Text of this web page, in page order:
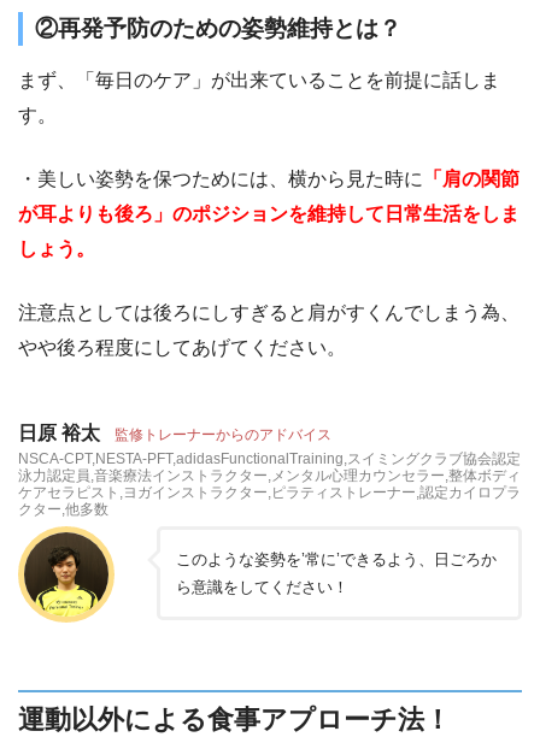
②再発予防のための姿勢維持とは？
まず、「毎日のケア」が出来ていることを前提に話しま
す。
・美しい姿勢を保つためには、横から見た時に
「肩の関節
が耳よりも後ろ」のポジションを維持して日常生活をしま
しょう。
注意点としては後ろにしすぎると肩がすくんでしまう為、
やや後ろ程度にしてあげてください。
日原 裕太 監修トレーナーからのアドバイス
NSCA-CPT,NESTA-PFT,adidasFunctionalTraining,スイミングクラブ協会認定
泳力認定員,音楽療法インストラクター,メンタル心理カウンセラー,整体ボディ
ケアセラピスト,ヨガインストラクター,ピラティストレーナー,認定カイロプラ
クター,他多数
このような姿勢を’常に’できるよう、日ごろか
ら意識をしてください！
運動以外による食事アプローチ法！